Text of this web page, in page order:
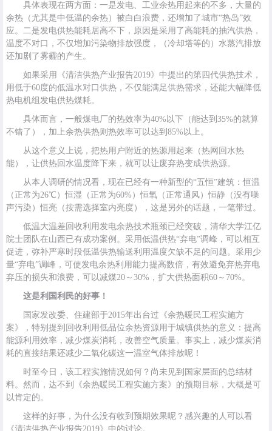
具体表现在两方面：一是发电、工业余热用起来的不多，大量的
余热（尤其是中低温的余热）被白白浪费，还增加了城市“热岛”效
应。二是发电供热能耗居高不下，原因是采用了高能耗的抽汽供热，
温度不对口，不仅增加污染物排放强度，（冷却塔等的）水蒸汽排放
还加剧了雾霾的产生。
如果采用《清洁供热产业报告2019》中提出的第四代供热技术，
用低于60度的低温水对口供热，不仅能满足供热需求，还能大幅降低
热电机组发电供热煤耗。
具体而言，一般煤电厂的热效率为40%以下（能达到35%的就算
不错了），加上余热供热则热效率可以达到85%以上。
从这个意义上说，把热用户附近的热源用起来（热网回水热
能），让供热回水温度降下来，就可以让废弃热变成供热源。
从本人调研的情况看，现在已经有一种新型的“五恒”建筑：恒温
（正常为26℃）恒湿（正常为60%）恒氧（正常通风）恒静（没有噪
声污染）恒亮（按需选择室内亮度），这是另外的话题，一笔带过。
低温大温差回收利用发电余热技术瓶颈已经突破，清华大学江亿
院士团队在山西已有成功案例。采用低温供热“弃电”调峰，可以相互
促进，弥补严寒时段低温供热输送利用温度欠缺不足的问题。采用少
量“弃电”调峰，可使发电余热利用能力提高数倍，有效避免弃热弃电
弃压的损失和浪费，可以减煤20～30%，扩大供热面积60～70%。
这是利国利民的好事！
国家发改委、住建部于2015年出台过《余热暖民工程实施方
案》，特别提到回收利用低品位余热资源用于城镇供热的意义：提高
能源利用效率，减少煤炭消耗，改善空气质量。事实上，减少煤炭消
耗的直接结果还减少二氧化碳这一温室气体排放呢！
时至今日，该工程实施情况如何？尚未见到国家层面的总结材
料。然而，达不到《余热暖民工程实施方案》的预期目标，大概是可
以肯定的。
这样的好事，为什么没有收到预期效果呢？感兴趣的人可以看
《清洁供热产业报告2019》中的讨论。